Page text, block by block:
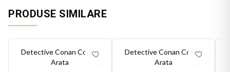
PRODUSE SIMILARE
%
Detective Conan Conan
Arata
%
Detective Conan Conan
Arata